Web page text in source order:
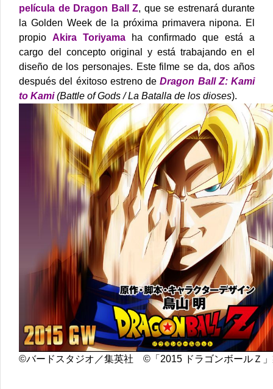
película de Dragon Ball Z, que se estrenará durante
la Golden Week de la próxima primavera nipona. El
propio Akira Toriyamaha confirmado que está a
cargo del concepto original y está trabajando en el
diseño de los personajes. Este filme se da, dos años
después del éxitoso estreno deDragon Ball Z: Kami
to Kami (Battle of Gods / La Batalla de los dioses).
©バードスタジオ／集英社 ©「2015 ドラゴンボールＺ